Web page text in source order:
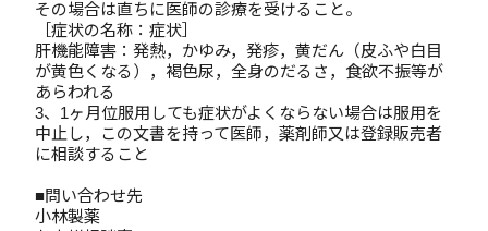
その場合は直ちに医師の診療を受けること。
［症状の名称：症状］
肝機能障害：発熱，かゆみ，発疹，黄だん（皮ふや白目
が黄色くなる），褐色尿，全身のだるさ，食欲不振等が
あらわれる
3、1ヶ月位服用しても症状がよくならない場合は服用を
中止し，この文書を持って医師，薬剤師又は登録販売者
に相談すること
■問い合わせ先
小林製薬